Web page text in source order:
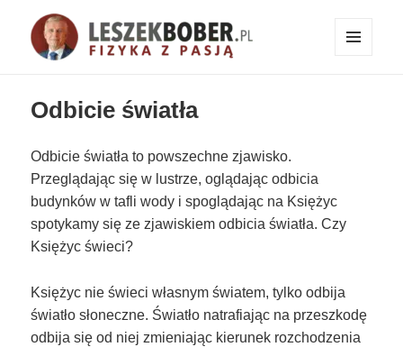
Odbicie światła
Odbicie światła to powszechne zjawisko.
Przeglądając się w lustrze, oglądając odbicia
budynków w tafli wody i spoglądając na Księżyc
spotykamy się ze zjawiskiem odbicia światła. Czy
Księżyc świeci?
Księżyc nie świeci własnym światem, tylko odbija
światło słoneczne. Światło natrafiając na przeszkodę
odbija się od niej zmieniając kierunek rozchodzenia